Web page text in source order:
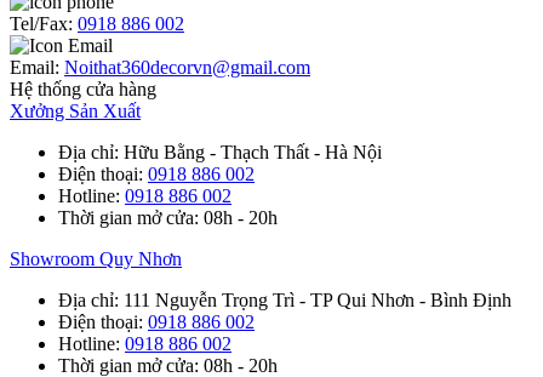
Tel/Fax: 0918 886 002
Email: Noithat360decorvn@gmail.com
Hệ thống cửa hàng
Xưởng Sản Xuất
Địa chỉ: Hữu Bằng - Thạch Thất - Hà Nội
Điện thoại: 0918 886 002
Hotline: 0918 886 002
Thời gian mở cửa: 08h - 20h
Showroom Quy Nhơn
Địa chỉ: 111 Nguyễn Trọng Trì - TP Qui Nhơn - Bình Định
Điện thoại: 0918 886 002
Hotline: 0918 886 002
Thời gian mở cửa: 08h - 20h